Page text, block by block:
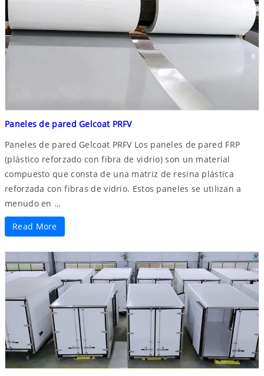
Paneles de pared Gelcoat PRFV
Paneles de pared Gelcoat PRFV Los paneles de pared FRP
(plástico reforzado con fibra de vidrio) son un material
compuesto que consta de una matriz de resina plástica
reforzada con fibras de vidrio. Estos paneles se utilizan a
menudo en …
Read More